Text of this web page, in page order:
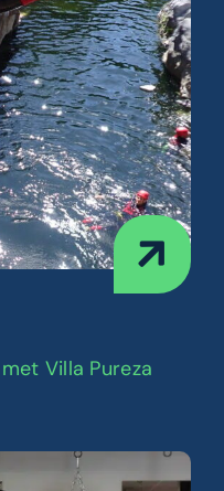
Villa Pureza